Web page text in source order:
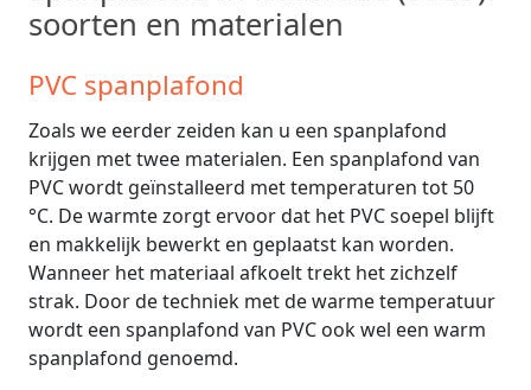
soorten en materialen
PVC spanplafond
Zoals we eerder zeiden kan u een spanplafond
krijgen met twee materialen. Een spanplafond van
PVC wordt geïnstalleerd met temperaturen tot 50
°C. De warmte zorgt ervoor dat het PVC soepel blijft
en makkelijk bewerkt en geplaatst kan worden.
Wanneer het materiaal afkoelt trekt het zichzelf
strak. Door de techniek met de warme temperatuur
wordt een spanplafond van PVC ook wel een warm
spanplafond genoemd.